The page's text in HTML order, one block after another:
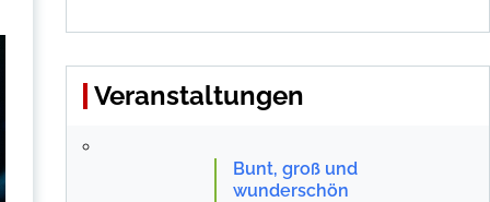
Veranstaltungen
Bunt, groß und
wunderschön